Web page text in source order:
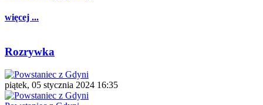
więcej ...
Rozrywka
piątek, 05 stycznia 2024 16:35